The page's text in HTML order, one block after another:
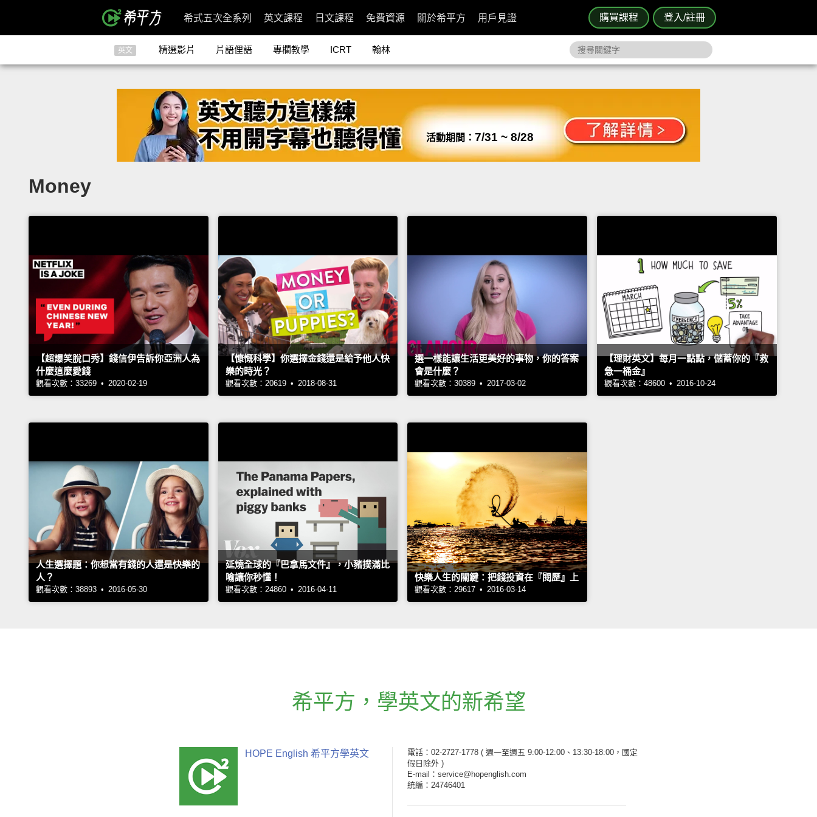
購買課程 登入/註冊
希式五次全系列 英文課程 日文課程 免費資源 關於希平方 用戶見證
英文 精選影片 片語俚語 專欄教學 ICRT 翰林
活動期間： 7/31 ~ 8/28
Money
【超爆笑脫口秀】錢信伊告訴你亞洲人為
什麼這麼愛錢
觀看次數：33269 • 2020-02-19
【慷慨科學】你選擇金錢還是給予他人快
樂的時光？
觀看次數：20619 • 2018-08-31
選一樣能讓生活更美好的事物，你的答案
會是什麼？
觀看次數：30389 • 2017-03-02
【理財英文】每月一點點，儲蓄你的『救
急一桶金』
觀看次數：48600 • 2016-10-24
人生選擇題：你想當有錢的人還是快樂的
人？
觀看次數：38893 • 2016-05-30
延燒全球的『巴拿馬文件』，小豬撲滿比
喻讓你秒懂！
觀看次數：24860 • 2016-04-11
快樂人生的關鍵：把錢投資在『閱歷』上
觀看次數：29617 • 2016-03-14
希平方 ， 學英文的新希望
HOPE English 希平方學英文 電話：02-2727-1778 ( 週一至週五 9:00-12:00、13:30-18:00，國定
假日除外 )
E-mail：service@hopenglish.com
統編：24746401